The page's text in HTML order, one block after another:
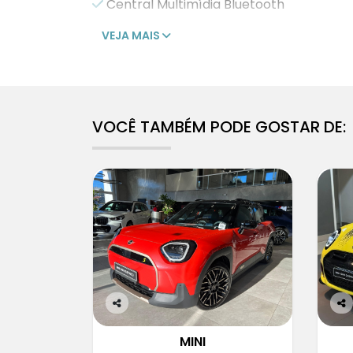
Central Multimídia Bluetooth
VEJA MAIS
VOCÊ TAMBÉM PODE GOSTAR DE:
Co
MINI
Co